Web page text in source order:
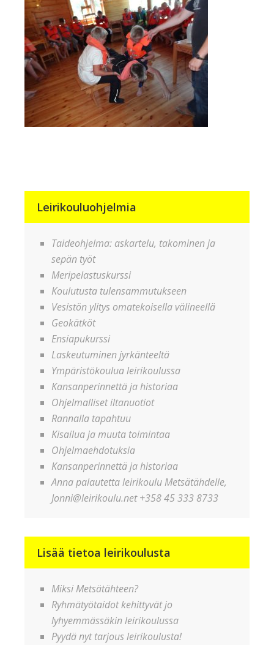
Leirikouluohjelmia
Taideohjelma: askartelu, takominen ja
sepän työt
Meripelastuskurssi
Koulutusta tulensammutukseen
Vesistön ylitys omatekoisella välineellä
Geokätköt
Ensiapukurssi
Laskeutuminen jyrkänteeltä
Ympäristökoulua leirikoulussa
Kansanperinnettä ja historiaa
Ohjelmalliset iltanuotiot
Rannalla tapahtuu
Kisailua ja muuta toimintaa
Ohjelmaehdotuksia
Kansanperinnettä ja historiaa
Anna palautetta leirikoulu Metsätähdelle,
Jonni@leirikoulu.net +358 45 333 8733
Lisää tietoa leirikoulusta
Miksi Metsätähteen?
Ryhmätyötaidot kehittyvät jo
lyhyemmässäkin leirikoulussa
Pyydä nyt tarjous leirikoulusta!